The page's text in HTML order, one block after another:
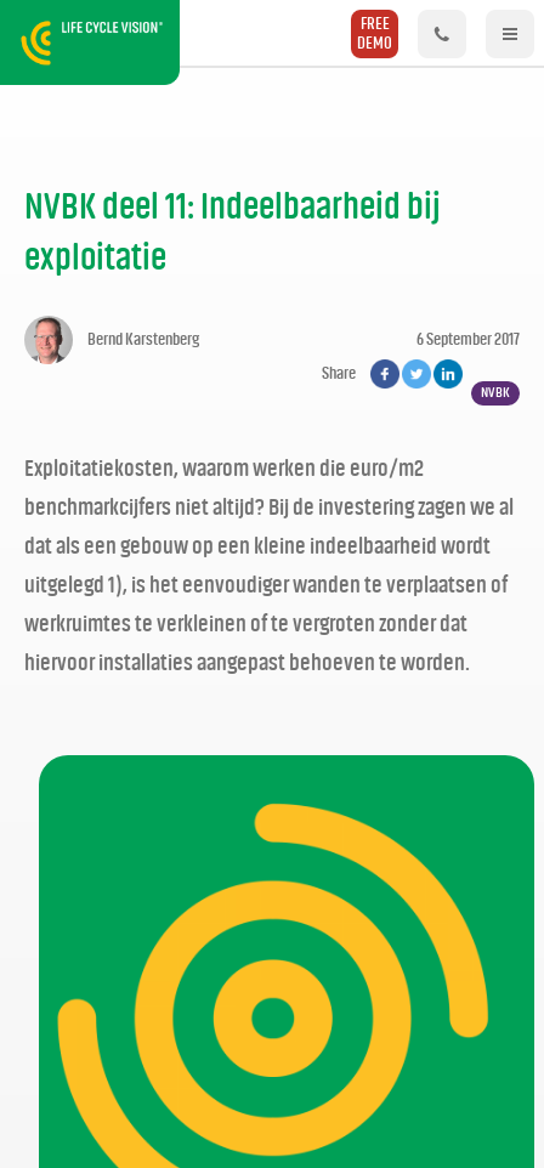
FREE
DEMO
NVBK deel 11: Indeelbaarheid bij
exploitatie
Bernd Karstenberg 6 September 2017
NVBK
Share
Exploitatiekosten, waarom werken die euro/m2
benchmarkcijfers niet altijd? Bij de investering zagen we al
dat als een gebouw op een kleine indeelbaarheid wordt
uitgelegd 1), is het eenvoudiger wanden te verplaatsen of
werkruimtes te verkleinen of te vergroten zonder dat
hiervoor installaties aangepast behoeven te worden.